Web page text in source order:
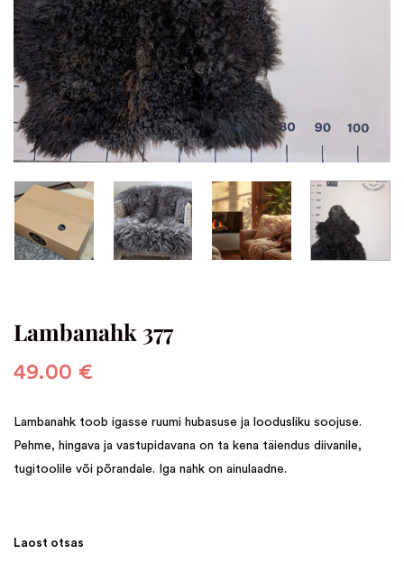
Lambanahk 377
49.00 €
Lambanahk toob igasse ruumi hubasuse ja loodusliku soojuse.
Pehme, hingava ja vastupidavana on ta kena täiendus diivanile,
tugitoolile või põrandale. Iga nahk on ainulaadne.
Laost otsas